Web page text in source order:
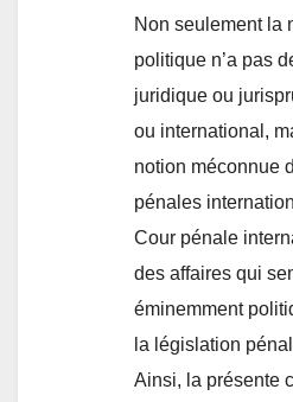
Non seulement la
politique n’a pas
juridique ou
ou international,
notion méconnue
pénales
Cour pénale
des affaires qui
éminemment
la législation
Ainsi, la présente